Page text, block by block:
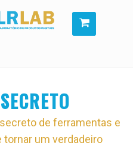
de ferramentas e
um verdadeiro